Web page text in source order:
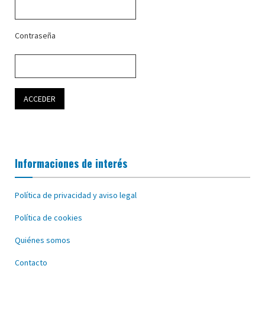
Contraseña
Informaciones de interés
Política de privacidad y aviso legal
Política de cookies
Quiénes somos
Contacto